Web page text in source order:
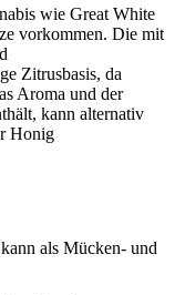
wie Great White
vorkommen. Die mit
Zitrusbasis, da
Aroma und der
kann alternativ
Honig
als Mücken- und